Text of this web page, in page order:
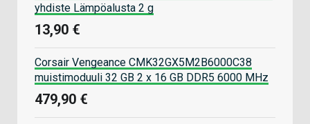
yhdiste Lämpöalusta 2 g
13,90 €
Corsair Vengeance CMK32GX5M2B6000C38
muistimoduuli 32 GB 2 x 16 GB DDR5 6000 MHz
479,90 €